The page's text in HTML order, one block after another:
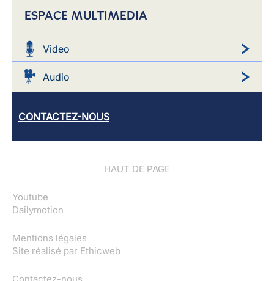
ESPACE MULTIMEDIA
Video
Audio
CONTACTEZ-NOUS
HAUT DE PAGE
Youtube
Dailymotion
Mentions légales
Site réalisé par Ethicweb